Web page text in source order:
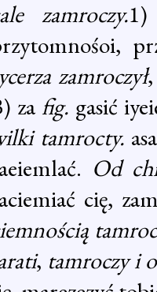
zamroczy.
zamroczył
za fig. gasić
tamrocty.
Od
cię,
, tamroczy i